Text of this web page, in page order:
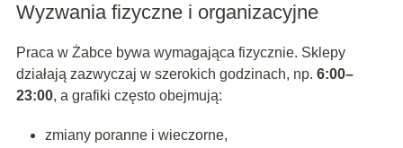
Wyzwania fizyczne i organizacyjne
Praca w Żabce bywa wymagająca fizycznie. Sklepy
działają zazwyczaj w szerokich godzinach, np. 6:00–
23:00, a grafiki często obejmują:
zmiany poranne i wieczorne,